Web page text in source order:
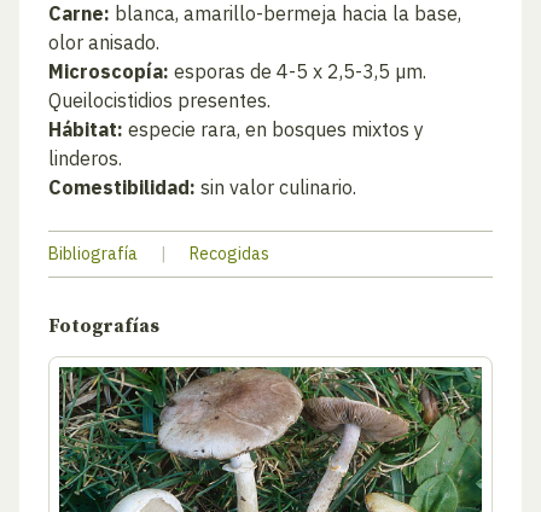
Carne: blanca, amarillo-bermeja hacia la base,
olor anisado.
Microscopía: esporas de 4-5 x 2,5-3,5 µm.
Queilocistidios presentes.
Hábitat: especie rara, en bosques mixtos y
linderos.
Comestibilidad: sin valor culinario.
Bibliografía | Recogidas
Fotografías